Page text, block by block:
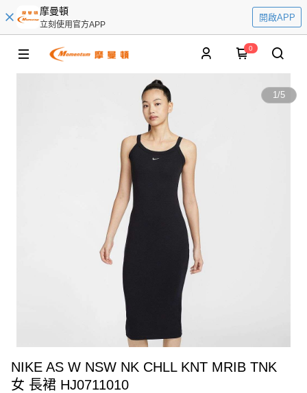
摩曼頓
立刻使用官方APP
開啟APP
0
1/5
NIKE AS W NSW NK CHLL KNT MRIB TNK
女 長裙 HJ0711010